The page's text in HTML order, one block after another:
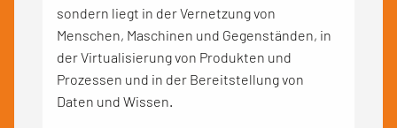
sondern liegt in der Vernetzung von
Menschen, Maschinen und Gegenständen, in
der Virtualisierung von Produkten und
Prozessen und in der Bereitstellung von
Daten und Wissen.